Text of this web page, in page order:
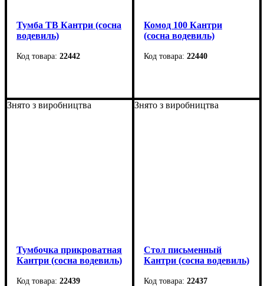
Тумба ТВ Кантри (сосна
водевиль)
22442
Высота: 55 см
Глубина: 54,5 см
Комод 100 Кантри
(сосна водевиль)
22440
Высота: 90,5 см
Глубина: 45,5 см
Знято з виробництва
Тумбочка прикроватная
Кантри (сосна водевиль)
22439
Знято з виробництва
Стол письменный
Кантри (сосна водевиль)
22437